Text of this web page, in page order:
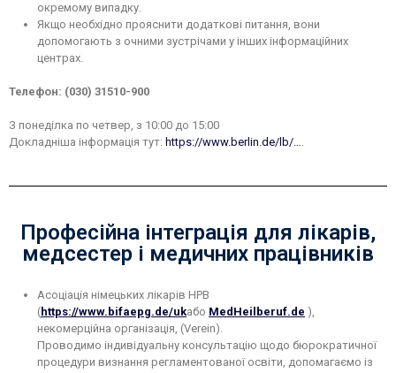
окремому випадку.
Якщо необхідно прояснити додаткові питання, вони
допомогають з очними зустрічами у інших інформаційних
центрах.
Телефон: (030) 31510-900
З понеділка по четвер, з 10:00 до 15:00
Докладніша інформація тут: https://www.berlin.de/lb/….
Професійна інтеграція для лікарів,
медсестер і медичних працівників
Асоціація німецьких лікарів НРВ
(https://www.bifaepg.de/ukабо MedHeilberuf.de ),
некомерційна організація, (Verein).
Проводимо індивідуальну консультацію щодо бюрократичної
процедури визнання регламентованої освіти, допомагаємо із